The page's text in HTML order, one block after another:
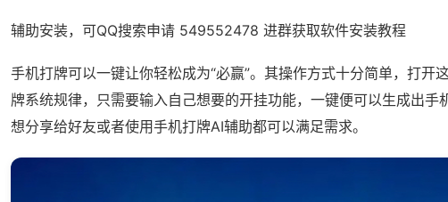
辅助安装，可QQ搜索申请 549552478 进群获取软件安装教程
手机打牌可以一键让你轻松成为“必赢”。其操作方式十分简单，打开
牌系统规律，只需要输入自己想要的开挂功能，一键便可以生成出手
想分享给好友或者使用手机打牌AI辅助都可以满足需求。